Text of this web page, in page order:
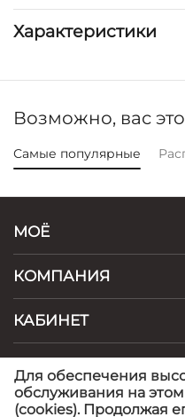
Характеристики
Возможно, вас
Самые популярные
МОЁ
КОМПАНИЯ
КАБИНЕТ
КОНТАКТЫ
Для обеспечения
обслуживания на
(cookies). Продолжая